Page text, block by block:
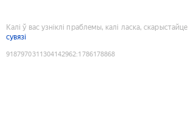
Калі ў вас узніклі праблемы, калі ласка, скарыстайце
сувязі
9187970311304142962:1786178868